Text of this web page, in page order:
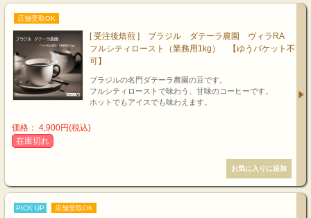
店舗受取OK
[ 受注後焙煎 ] ブラジル ダテーラ農園 ヴィラRA
フルシティロースト（業務用1kg） 【ゆうパケット不
可】
ブラジルの名門ダテーラ農園の豆です。
フルシティローストで味わう、甘味のコーヒーです。
ホットでもアイスでも味わえます。
価格： 4,900円(税込)
在庫切れ
PICK UP 店舗受取OK